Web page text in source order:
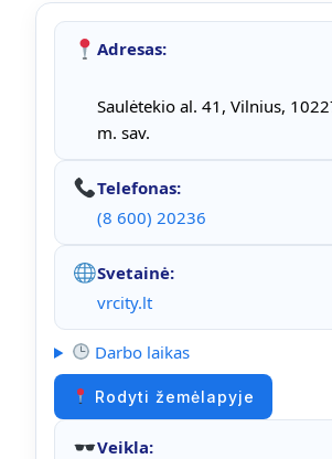
Adresas:
Saulėtekio al. 41, Vilnius,
m. sav.
Telefonas:
(8 600) 20236
Svetainė:
vrcity.lt
Darbo laikas
Rodyti žemėlapyje
Veikla: